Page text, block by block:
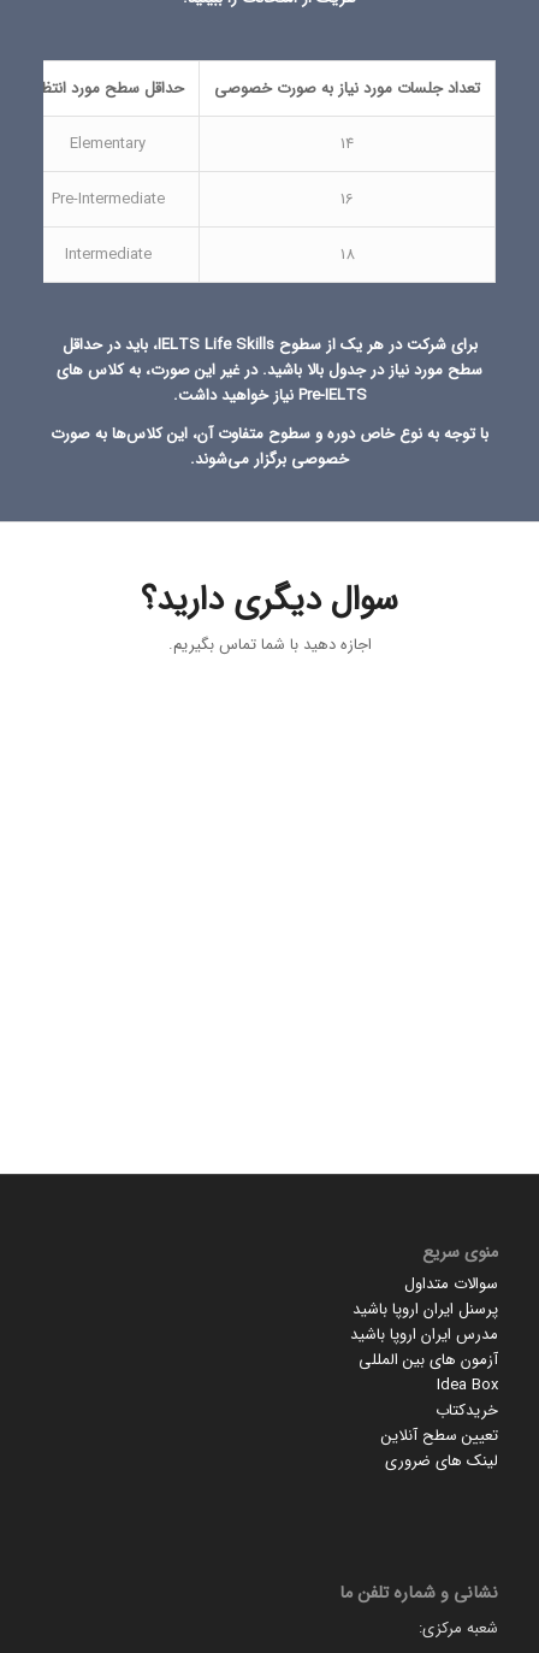
تعداد جلسات مورد نیاز به صورت خصوصی حداقل سطح مورد انتظار
14
Elementary
16
Pre-Intermediate
18
Intermediate
برای شرکت در هر یک از سطوح IELTS Life Skills، باید در حداقل
سطح مورد نیاز در جدول بالا باشید. در غیر این صورت، به کلاس های
Pre-IELTS نیاز خواهید داشت.
با توجه به نوع خاص دوره و سطوح متفاوت آن، این کلاس‌ها به صورت
خصوصی برگزار می‌شوند.
سوال دیگری دارید؟
اجازه دهید با شما تماس بگیریم.
منوی سریع
سوالات متداول
پرسنل ایران اروپا باشید
مدرس ایران اروپا باشید
آزمون های بین المللی
Idea Box
خریدکتاب
تعیین سطح آنلاین
لینک های ضروری
نشانی و شماره تلفن ما
شعبه مرکزی: